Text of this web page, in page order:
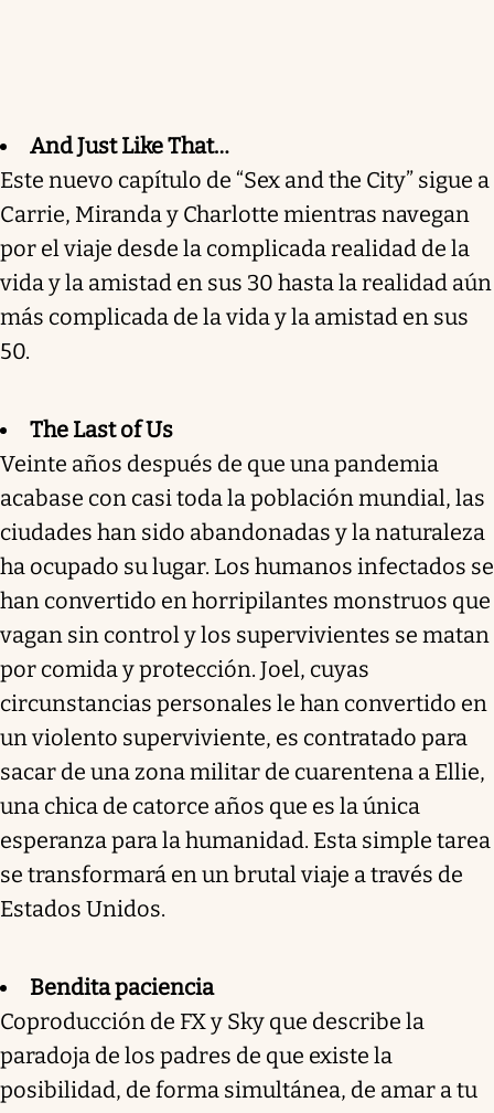
And Just Like That…
Este nuevo capítulo de “Sex and the City” sigue a
Carrie, Miranda y Charlotte mientras navegan
por el viaje desde la complicada realidad de la
vida y la amistad en sus 30 hasta la realidad aún
más complicada de la vida y la amistad en sus
50.
The Last of Us
Veinte años después de que una pandemia
acabase con casi toda la población mundial, las
ciudades han sido abandonadas y la naturaleza
ha ocupado su lugar. Los humanos infectados se
han convertido en horripilantes monstruos que
vagan sin control y los supervivientes se matan
por comida y protección. Joel, cuyas
circunstancias personales le han convertido en
un violento superviviente, es contratado para
sacar de una zona militar de cuarentena a Ellie,
una chica de catorce años que es la única
esperanza para la humanidad. Esta simple tarea
se transformará en un brutal viaje a través de
Estados Unidos.
Bendita paciencia
Coproducción de FX y Sky que describe la
paradoja de los padres de que existe la
posibilidad, de forma simultánea, de amar a tu